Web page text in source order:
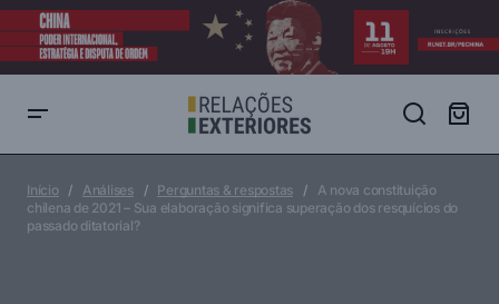
superação dos resquícios do passado ditatorial?
Início Análises Perguntas & respostas
A nova constituição
chilena de 2021 – Sua elaboração significa superação dos resquícios do
passado ditatorial?